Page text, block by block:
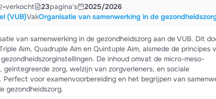
-verkocht 23pagina's
2025/2026
(VUB)VakOrganisatie van samenwerking in de
van samenwerking in de gezondheidszorg aan de VUB. Dit
Aim, Quadruple Aim en Quintuple Aim, alsmede de principes
De inhoud omvat de micro-meso-
geïntegreerde zorg, welzijn van zorgverleners, en sociale
voor examenvoorbereiding en het begrijpen van
gezondheidszorg.